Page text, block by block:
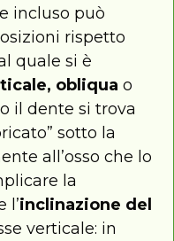
incluso può
rispetto
quale si è
obliqua o
il dente si trova
sotto la
all’osso che lo
la
l’inclinazione del
verticale: in